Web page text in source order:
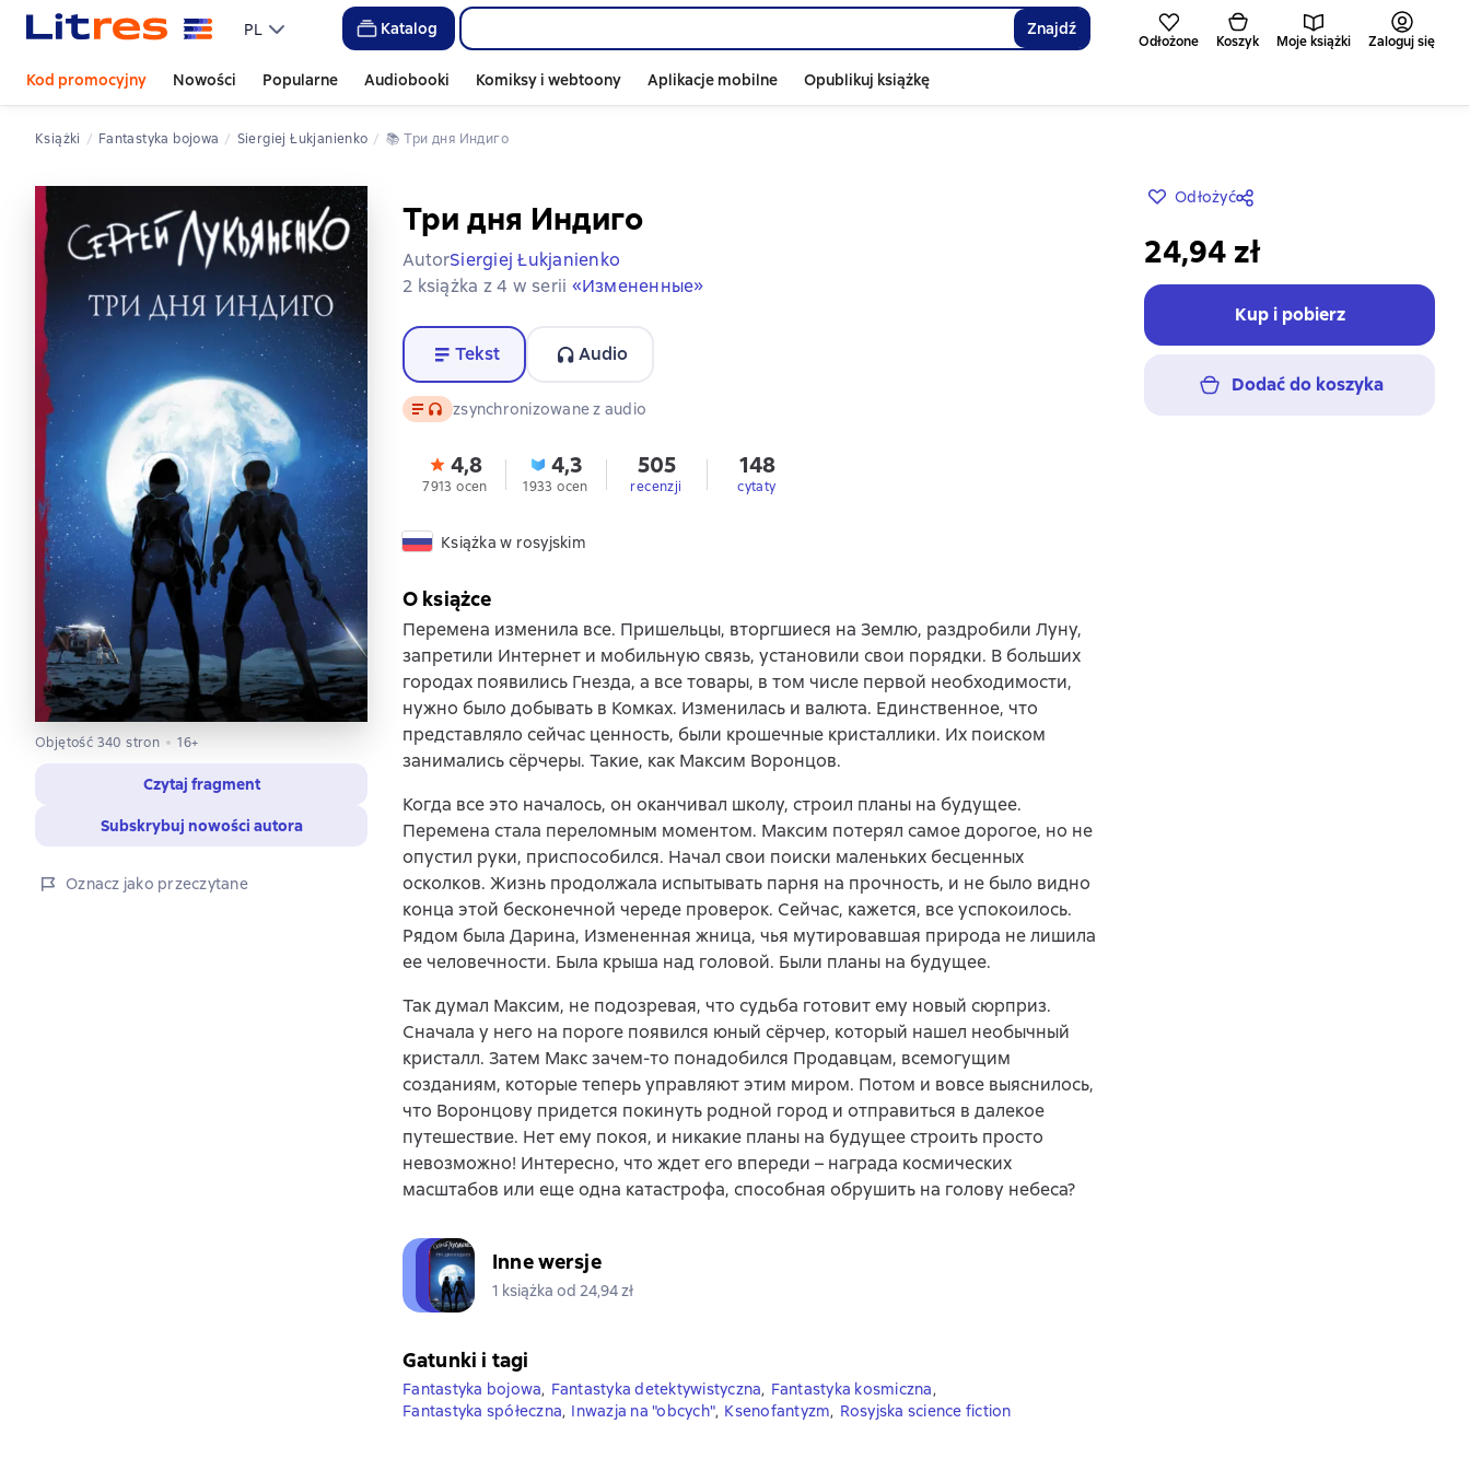
PL Katalog Znajdź
Odłożone Koszyk Moje książki Zaloguj się
Kod promocyjny Nowości Popularne Audiobooki Komiksy i webtoony Aplikacje mobilne Opublikuj książkę
Książki fantastyka bojowa Siergiej Łukjanienko 📚 Три дня Индиго
Objętość 340 stron 16+
Czytaj fragment
Subskrybuj nowości autora
Oznacz jako przeczytane
Три дня Индиго
AutorSiergiej Łukjanienko
2 książka z 4 w serii «Измененные»
Tekst Audio
Tekst, format audio dostępny
zsynchronizowane z audio
4,8
7913 ocen
4,3
1933 ocen
505
recenzji
148
cytaty
Książka w rosyjskim
Odłożyć
24,94 zł
Kup i pobierz
Dodać do koszyka
O książce
Перемена изменила все. Пришельцы, вторгшиеся на Землю, раздробили Луну,
запретили Интернет и мобильную связь, установили свои порядки. В больших
городах появились Гнезда, а все товары, в том числе первой необходимости,
нужно было добывать в Комках. Изменилась и валюта. Единственное, что
представляло сейчас ценность, были крошечные кристаллики. Их поиском
занимались сёрчеры. Такие, как Максим Воронцов.
Когда все это началось, он оканчивал школу, строил планы на будущее.
Перемена стала переломным моментом. Максим потерял самое дорогое, но не
опустил руки, приспособился. Начал свои поиски маленьких бесценных
осколков. Жизнь продолжала испытывать парня на прочность, и не было видно
конца этой бесконечной череде проверок. Сейчас, кажется, все успокоилось.
Рядом была Дарина, Измененная жница, чья мутировавшая природа не лишила
ее человечности. Была крыша над головой. Были планы на будущее.
Так думал Максим, не подозревая, что судьба готовит ему новый сюрприз.
Сначала у него на пороге появился юный сёрчер, который нашел необычный
кристалл. Затем Макс зачем-то понадобился Продавцам, всемогущим
созданиям, которые теперь управляют этим миром. Потом и вовсе выяснилось,
что Воронцову придется покинуть родной город и отправиться в далекое
путешествие. Нет ему покоя, и никакие планы на будущее строить просто
невозможно! Интересно, что ждет его впереди – награда космических
масштабов или еще одна катастрофа, способная обрушить на голову небеса?
Inne wersje
1 książka od 24,94 zł
Gatunki i tagi
Fantastyka bojowa, Fantastyka detektywistyczna, Fantastyka kosmiczna,
Fantastyka spółeczna, Inwazja na "obcych", Ksenofantyzm, Rosyjska science fiction